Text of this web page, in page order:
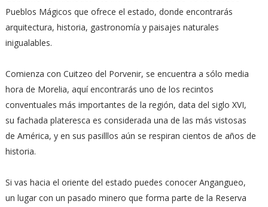
Pueblos Mágicos que ofrece el estado, donde encontrarás
arquitectura, historia, gastronomía y paisajes naturales
inigualables.
Comienza con Cuitzeo del Porvenir, se encuentra a sólo media
hora de Morelia, aquí encontrarás uno de los recintos
conventuales más importantes de la región, data del siglo XVI,
su fachada plateresca es considerada una de las más vistosas
de América, y en sus pasilllos aún se respiran cientos de años de
historia.
Si vas hacia el oriente del estado puedes conocer Angangueo,
un lugar con un pasado minero que forma parte de la Reserva